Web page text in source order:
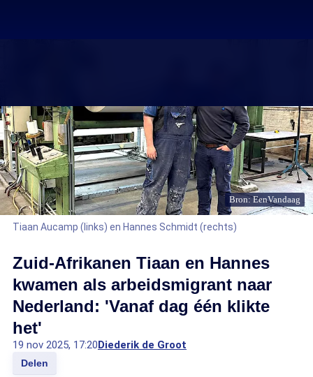
Bron: EenVandaag
Tiaan Aucamp (links) en Hannes Schmidt (rechts)
Zuid-Afrikanen Tiaan en Hannes
kwamen als arbeidsmigrant naar
Nederland: 'Vanaf dag één klikte
het'
19 nov 2025, 17:20Diederik de Groot
Delen